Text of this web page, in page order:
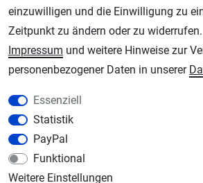
Unsere weiteren Shops:
Schmincke-City.de
Schmincke Künstlerfarben das Gesamtsortiment
Plotter-City.com
Schneideplotter, Transferpressen, Siebdruck und
Modellbau-City.com
Military + Tabletop Plastikmodelle und Modellbau
Spiel.
einzuwilligen und die Einwilligung zu
Zeitpunkt zu ändern oder zu
Impressum und weitere Hinweise zur
personenbezogener Daten in unserer
Essenziell
Statistik
PayPal
Funktional
Weitere Einstellungen